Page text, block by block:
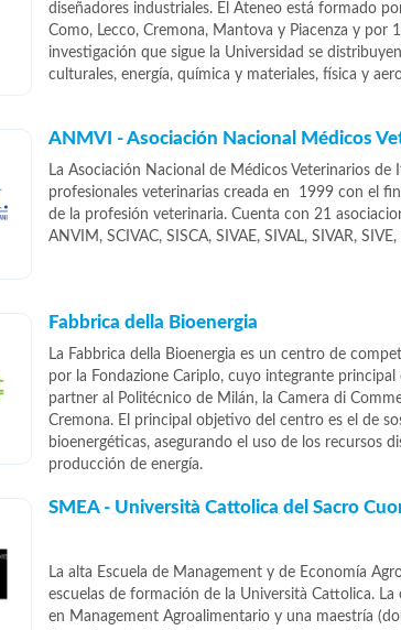
diseñadores industriales. El Ateneo está formado
Como, Lecco, Cremona, Mantova y Piacenza y por
investigación que sigue la Universidad se
culturales, energía, química y materiales, física y
ANMVI - Asociación Nacional Médicos
La Asociación Nacional de Médicos Veterinarios
profesionales veterinarias creada en 1999 con el
de la profesión veterinaria. Cuenta con 21
ANVIM, SCIVAC, SISCA, SIVAE, SIVAL, SIVAR,
Fabbrica della Bioenergia
La Fabbrica della Bioenergia es un centro de
por la Fondazione Cariplo, cuyo integrante
partner al Politécnico de Milán, la Camera di
Cremona. El principal objetivo del centro es el de
bioenergéticas, asegurando el uso de los recursos
producción de energía.
SMEA - Università Cattolica del Sacro
La alta Escuela de Management y de Economía
escuelas de formación de la Università Cattolica.
en Management Agroalimentario y una maestría